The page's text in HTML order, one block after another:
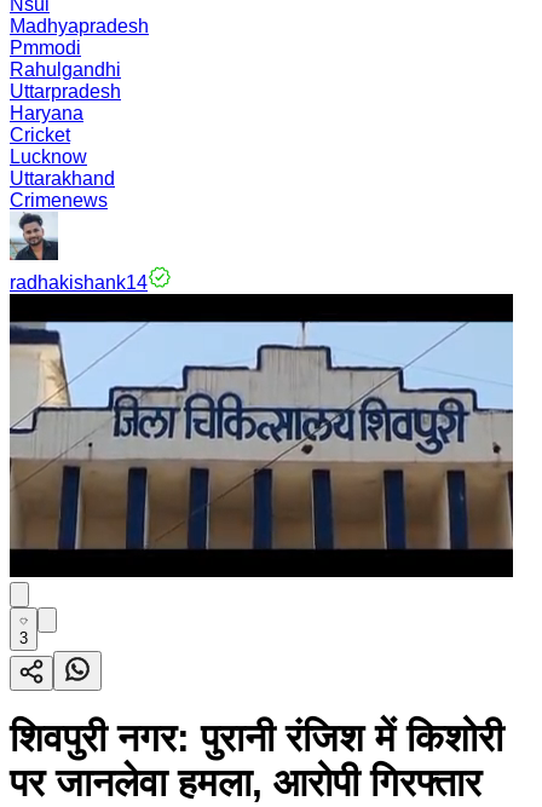
Nsui
Madhyapradesh
Pmmodi
Rahulgandhi
Uttarpradesh
Haryana
Cricket
Lucknow
Uttarakhand
Crimenews
radhakishank14
3
शिवपुरी नगर: पुरानी रंजिश में किशोरी
पर जानलेवा हमला, आरोपी गिरफ्तार